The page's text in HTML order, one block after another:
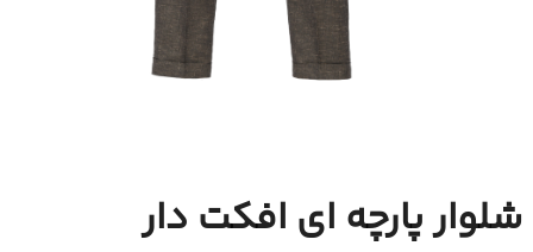
شلوار پارچه ای افکت دار